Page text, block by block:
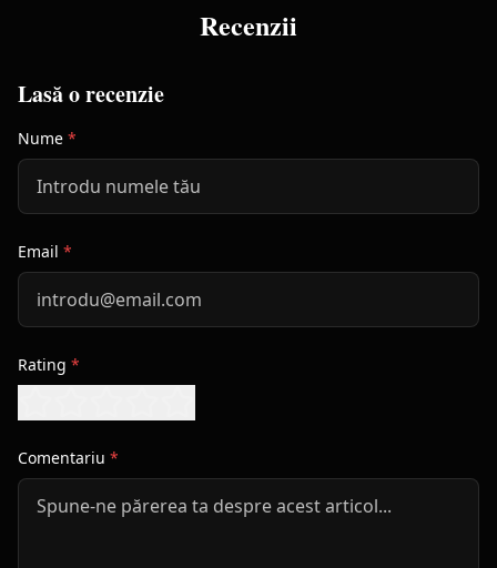
Recenzii
Lasă o recenzie
Nume *
Email *
Rating *
Comentariu *